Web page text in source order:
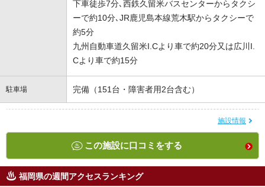
下車徒歩7分､西鉄久留米バスセンターからタクシ
ーで約10分､JR鹿児島本線荒木駅からタクシーで
約5分
九州自動車道久留米I.Cより車で約20分又は広川I.
Cより車で約15分
駐車場 完備（151台・障害者用2台含む）
施設情報
この施設に口コミをする
福岡県の週間アクセスランキング